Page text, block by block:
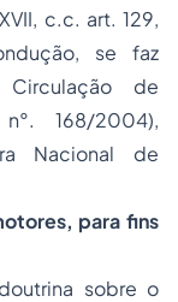
c.c. art. 129,
se faz
Circulação de
168/2004),
Nacional de
para fins
sobre o